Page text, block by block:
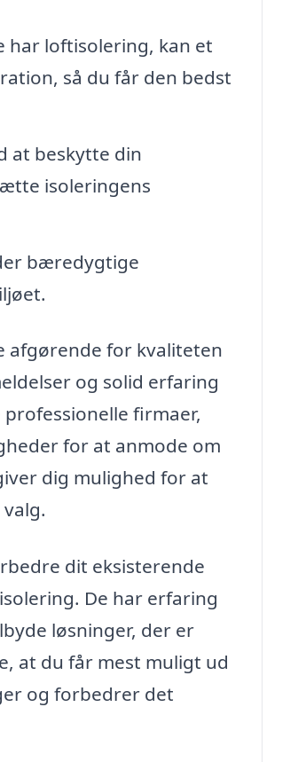
har loftisolering, kan et
så du får den bedst
at beskytte din
isoleringens
bæredygtige
afgørende for kvaliteten
og solid erfaring
firmaer,
for at anmode om
dig mulighed for at
dit eksisterende
De har erfaring
løsninger, der er
at du får mest muligt ud
og forbedrer det